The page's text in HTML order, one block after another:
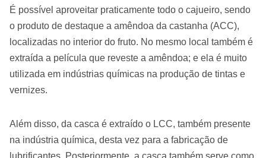
É possível aproveitar praticamente todo o cajueiro, sendo
o produto de destaque a amêndoa da castanha (ACC),
localizadas no interior do fruto. No mesmo local também é
extraída a película que reveste a amêndoa; e ela é muito
utilizada em indústrias químicas na produção de tintas e
vernizes.
Além disso, da casca é extraído o LCC, também presente
na indústria química, desta vez para a fabricação de
lubrificantes. Posteriormente, a casca também serve como